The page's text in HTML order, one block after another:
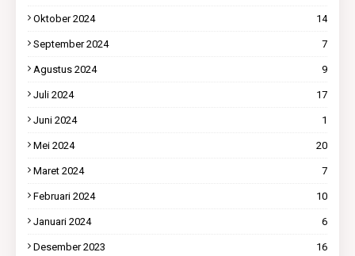
Oktober 2024 14
September 2024 7
Agustus 2024 9
Juli 2024 17
Juni 2024 1
Mei 2024 20
Maret 2024 7
Februari 2024 10
Januari 2024 6
Desember 2023 16